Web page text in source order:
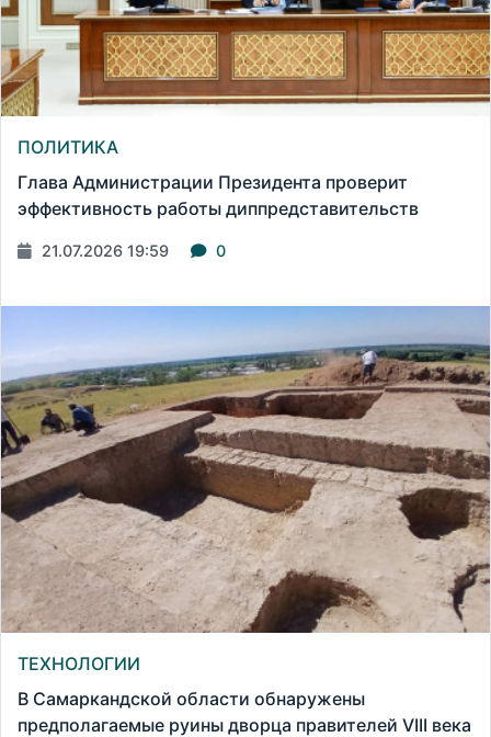
ПОЛИТИКА
Глава Администрации Президента проверит
эффективность работы диппредставительств
21.07.2026 19:59 0
ТЕХНОЛОГИИ
В Самаркандской области обнаружены
предполагаемые руины дворца правителей VIII века